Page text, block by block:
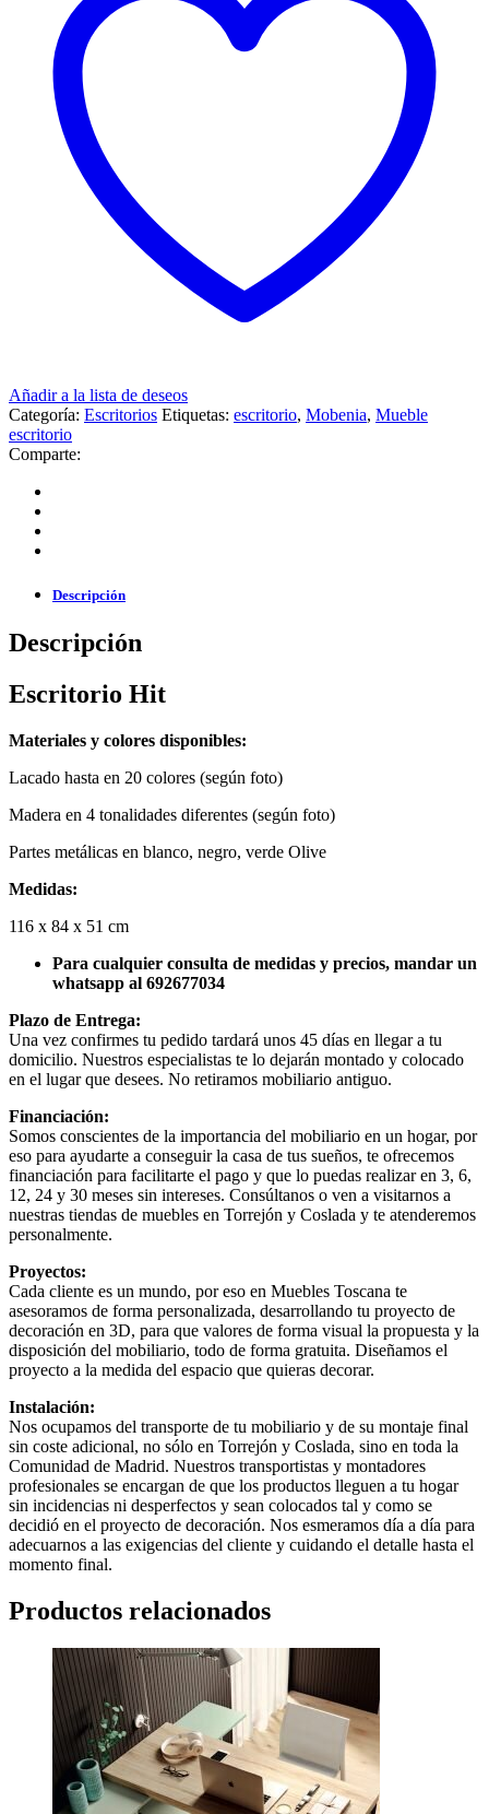
Añadir a la lista de deseos
Categoría: Escritorios Etiquetas: escritorio, Mobenia, Mueble
escritorio
Comparte:
Descripción
Descripción
Escritorio Hit
Materiales y colores disponibles:
Lacado hasta en 20 colores (según foto)
Madera en 4 tonalidades diferentes (según foto)
Partes metálicas en blanco, negro, verde Olive
Medidas:
116 x 84 x 51 cm
Para cualquier consulta de medidas y precios, mandar un
whatsapp al 692677034
Plazo de Entrega:
Una vez confirmes tu pedido tardará unos 45 días en llegar a tu
domicilio. Nuestros especialistas te lo dejarán montado y colocado
en el lugar que desees. No retiramos mobiliario antiguo.
Financiación:
Somos conscientes de la importancia del mobiliario en un hogar, por
eso para ayudarte a conseguir la casa de tus sueños, te ofrecemos
financiación para facilitarte el pago y que lo puedas realizar en 3, 6,
12, 24 y 30 meses sin intereses. Consúltanos o ven a visitarnos a
nuestras tiendas de muebles en Torrejón y Coslada y te atenderemos
personalmente.
Proyectos:
Cada cliente es un mundo, por eso en Muebles Toscana te
asesoramos de forma personalizada, desarrollando tu proyecto de
decoración en 3D, para que valores de forma visual la propuesta y la
disposición del mobiliario, todo de forma gratuita. Diseñamos el
proyecto a la medida del espacio que quieras decorar.
Instalación:
Nos ocupamos del transporte de tu mobiliario y de su montaje final
sin coste adicional, no sólo en Torrejón y Coslada, sino en toda la
Comunidad de Madrid. Nuestros transportistas y montadores
profesionales se encargan de que los productos lleguen a tu hogar
sin incidencias ni desperfectos y sean colocados tal y como se
decidió en el proyecto de decoración. Nos esmeramos día a día para
adecuarnos a las exigencias del cliente y cuidando el detalle hasta el
momento final.
Productos relacionados